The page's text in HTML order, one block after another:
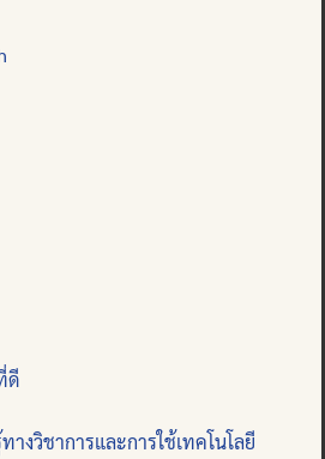
ดี
างวิชาการและการใช้เทคโนโลยี